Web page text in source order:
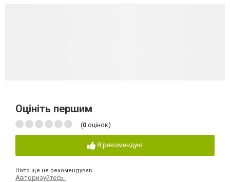
Оцініть першим
(0 оцінок)
Я рекомендую
Ніхто ще не рекомендував
Авторизуйтесь